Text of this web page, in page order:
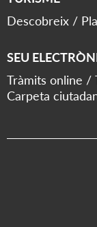
Descobreix
SEU
Tràmits online
Carpeta